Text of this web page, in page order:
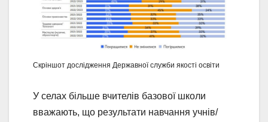
Скріншот дослідження Державної служби якості освіти
У селах більше вчителів базової школи
вважають, що результати навчання учнів/